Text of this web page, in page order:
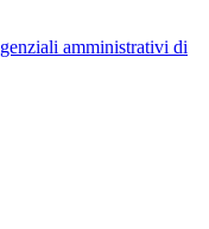
amministrativi di